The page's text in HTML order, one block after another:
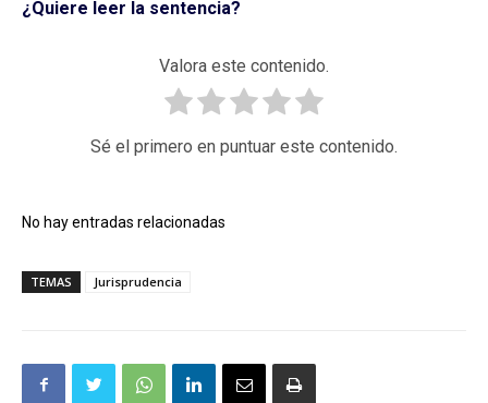
¿Quiere leer la sentencia?
Valora este contenido.
Sé el primero en puntuar este contenido.
No hay entradas relacionadas
TEMAS Jurisprudencia